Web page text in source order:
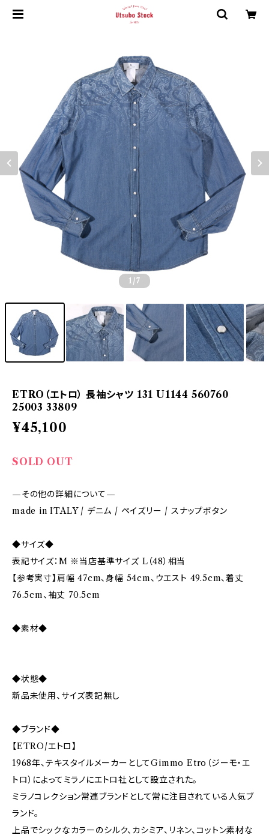
1 /7
ETRO（エトロ） 長袖シャツ 131 U1144 560760
25003 33809
¥45,100
SOLD OUT
—その他の詳細について—
made in ITALY / デニム / ペイズリー / スナップボタン
◆サイズ◆
表記サイズ：M ※当店基準サイズ L（48）相当
【参考実寸】肩幅 47cm、身幅 54cm、ウエスト 49.5cm、着丈
76.5cm、袖丈 70.5cm
◆素材◆
◆状態◆
新品未使用、サイズ表記無し
◆ブランド◆
【ETRO/エトロ】
1968年、テキスタイルメーカーとしてGimmo Etro（ジーモ・エ
トロ）によってミラノにエトロ社として設立された。
ミラノコレクション常連ブランドとして常に注目されている人気ブ
ランド。
上品でシックなカラーのシルク、カシミア、リネン、コットン素材な